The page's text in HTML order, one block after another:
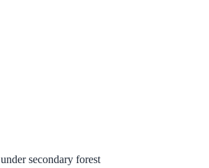
under secondary forest